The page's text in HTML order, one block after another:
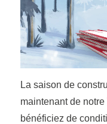
La saison de
maintenant de
bénéficiez de